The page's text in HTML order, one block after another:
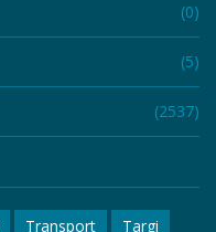
(0)
(5)
(2537)
Transport
Targi